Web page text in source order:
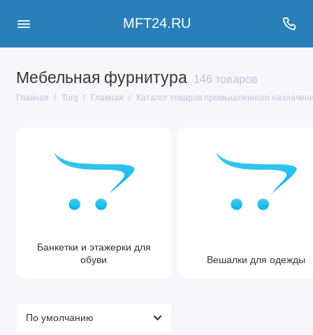
MFT24.RU
Мебельная фурнитура 146 товаров
Главная Torg Главная Каталог товаров промышленного
Банкетки и этажерки для
обуви
Вешалки для одежды